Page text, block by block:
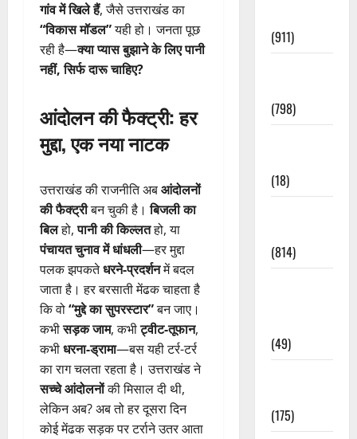
गांव में खिले हैं, जैसे उत्तराखंड का
“विकास मॉडल”यही हो। जनता पूछ
रही है—क्या प्यास बुझाने के लिए पानी
नहीं, सिर्फ दारू चाहिए?
आंदोलन की फैक्ट्री: हर
मुद्दा, एक नया नाटक
उत्तराखंड की राजनीति अबआंदोलनों
की फैक्ट्रीबन चुकी है।बिजली का
बिलहो,पानी की किल्लतहो, या
पंचायत चुनाव में धांधली—हर मुद्दा
पलक झपकतेधरने-प्रदर्शनमें बदल
जाता है। हर बरसाती मेंढक चाहता है
कि वो“मुद्दे का सुपरस्टार”बन जाए।
कभीसड़क जाम, कभीट्वीट-तूफान,
कभीधरना-ड्रामा—बस यही टर्र-टर्र
का राग चलता रहता है। उत्तराखंड ने
सच्चे आंदोलनोंकी मिसाल दी थी,
लेकिन अब? अब तो हर दूसरा दिन
कोई मेंढक सड़क पर टर्राने उतर आता
(911)
(798)
(18)
(814)
(49)
(175)